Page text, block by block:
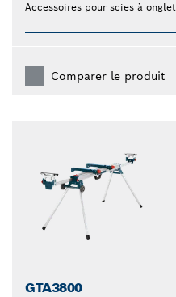
Accessoires pour scies à
Comparer le produit
GTA3800